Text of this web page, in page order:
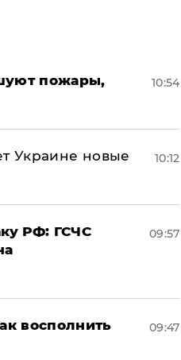
пожары,
10:54
Украине новые
10:12
РФ: ГСЧС
09:57
восполнить
09:47